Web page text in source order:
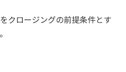
クロージングの前提条件とす